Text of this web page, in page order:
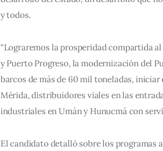
y todos.
“Lograremos la prosperidad compartida
y Puerto Progreso, la modernización del
barcos de más de 60 mil toneladas,
Mérida, distribuidores viales en las
industriales en Umán y Hunucmá con
El candidato detalló sobre los programas